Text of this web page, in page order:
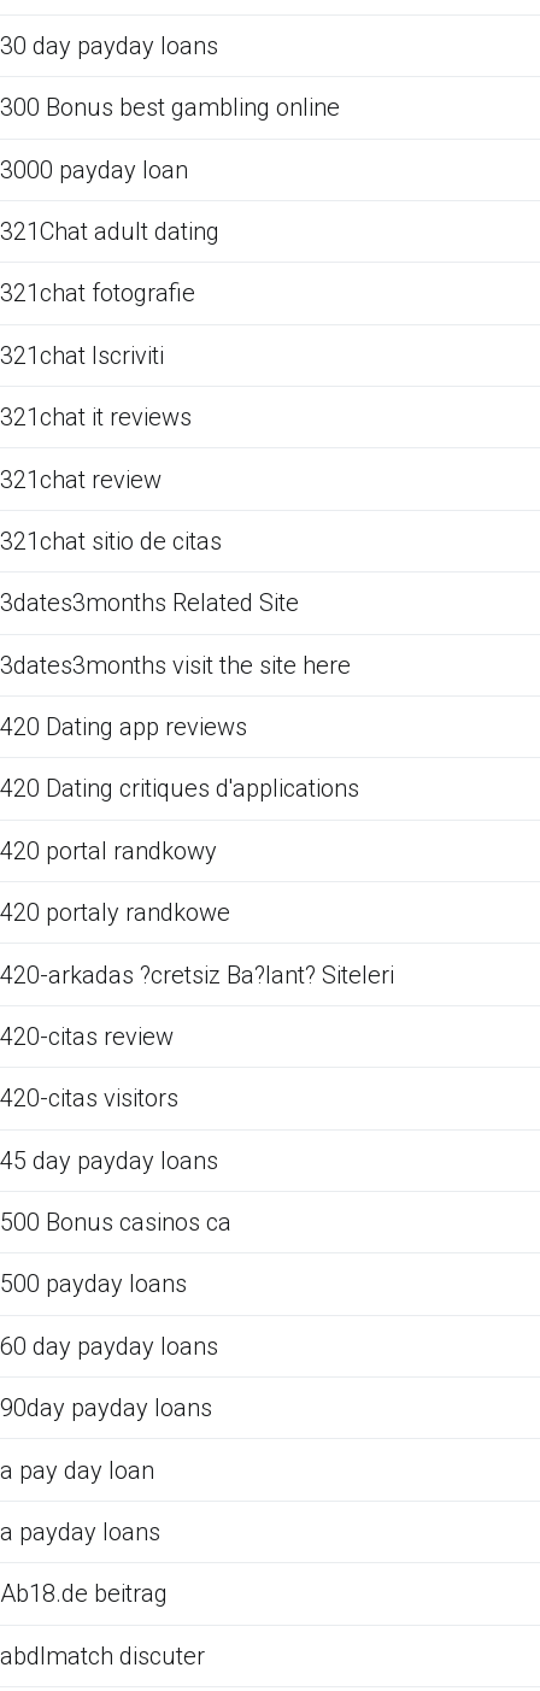
30 day payday loans
300 Bonus best gambling online
3000 payday loan
321Chat adult dating
321chat fotografie
321chat Iscriviti
321chat it reviews
321chat review
321chat sitio de citas
3dates3months Related Site
3dates3months visit the site here
420 Dating app reviews
420 Dating critiques d'applications
420 portal randkowy
420 portaly randkowe
420-arkadas ?cretsiz Ba?lant? Siteleri
420-citas review
420-citas visitors
45 day payday loans
500 Bonus casinos ca
500 payday loans
60 day payday loans
90day payday loans
a pay day loan
a payday loans
Ab18.de beitrag
abdlmatch discuter